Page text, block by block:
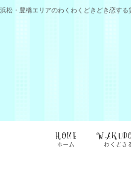
浜松・豊橋エリアのわくわくどきどき恋する